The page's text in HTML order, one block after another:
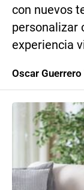
con nuevos
personalizar
experiencia
Oscar Guerrero